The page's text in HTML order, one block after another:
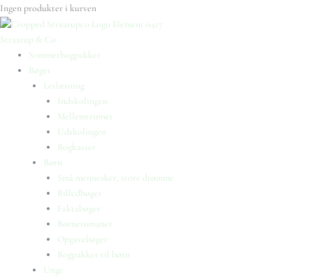
Ingen produkter i kurven
Straarup & Co
Sommerbogpakker
Bøger
Letlæsning
Indskolingen
Mellemtrinnet
Udskolingen
Bogkasser
Børn
Små mennesker, store drømme
Billedbøger
Faktabøger
Børneromaner
Opgavebøger
Bogpakker til børn
Unge